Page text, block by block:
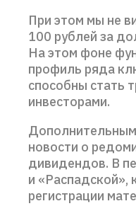
При этом мы не
100 рублей за
На этом фоне
профиль ряда
способны стать
инвесторами.
новости о
дивидендов. В
и «Распадской»,
регистрации